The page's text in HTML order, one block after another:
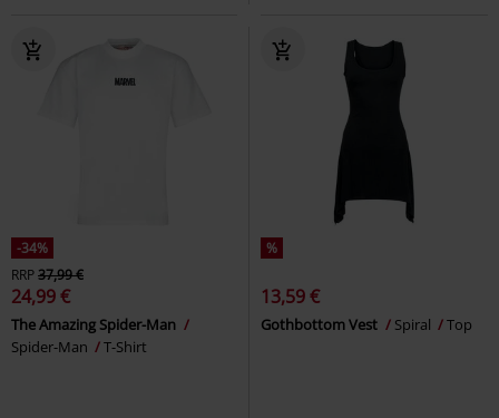
-34%
RRP37,99 €
24,99 €
The Amazing Spider-Man
Spider-Man
T-Shirt
%
13,59 €
Gothbottom Vest Spiral Top